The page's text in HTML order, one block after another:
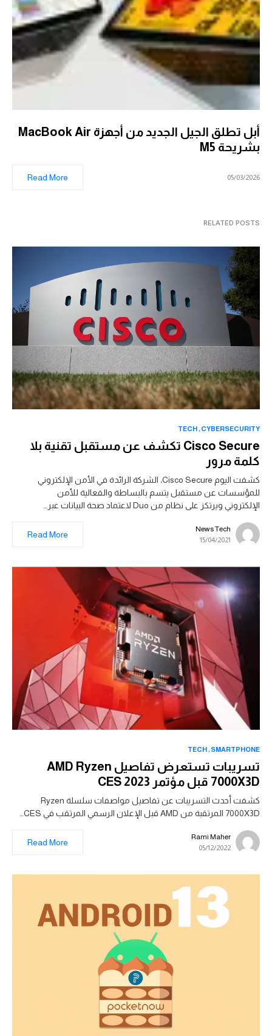
أبل تطلق الجيل الجديد من أجهزة MacBook Air
بشريحة M5
05/03/2026
Read More
RELATED POSTS
CYBERSECURITY
TECH
Cisco Secure تكشف عن مستقبل تقنية بلا
كلمة مرور
كشفت اليوم Cisco Secure، الشركة الرائدة في الأمن الإلكتروني
للمؤسسات عن مستقبل يتسم بالبساطة والفعالية للأمن
الإلكتروني ويرتكز على نظام من Duo لاعتماد صحة البيانات عبر…
News Tech
15/04/2021
Read More
SMARTPHONE
TECH
تسريبات تستعرض تفاصيل AMD Ryzen
7000X3D قبل مؤتمر CES 2023
كشفت أحدث التسريبات عن تفاصيل مواصفات سلسلة Ryzen
7000X3D المرتقبة من AMD قبل الإعلان الرسمي المرتقب في CES…
Rami Maher
05/12/2022
Read More